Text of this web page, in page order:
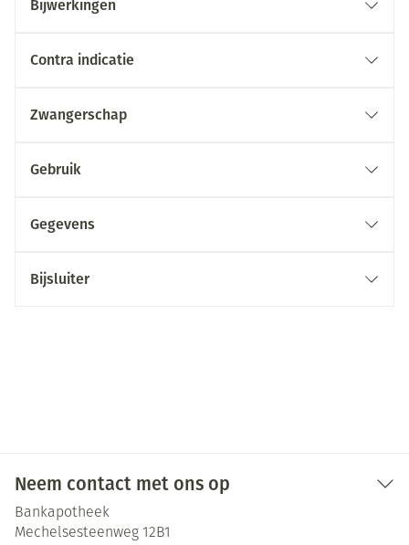
Bijwerkingen
Contra indicatie
Zwangerschap
Gebruik
Gegevens
Bijsluiter
Neem contact met ons op
Bankapotheek
Mechelsesteenweg 12B1